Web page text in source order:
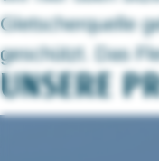
Gletscherquelle
geschützt. Das
UNSERE